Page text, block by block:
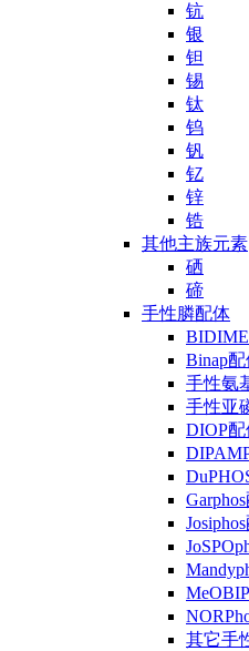
钪
银
钽
锡
钛
钨
钒
钇
锌
锆
其他主族元素
硒
碲
手性膦配体
Binap
手性氨
手性亚
DIOP
其它手